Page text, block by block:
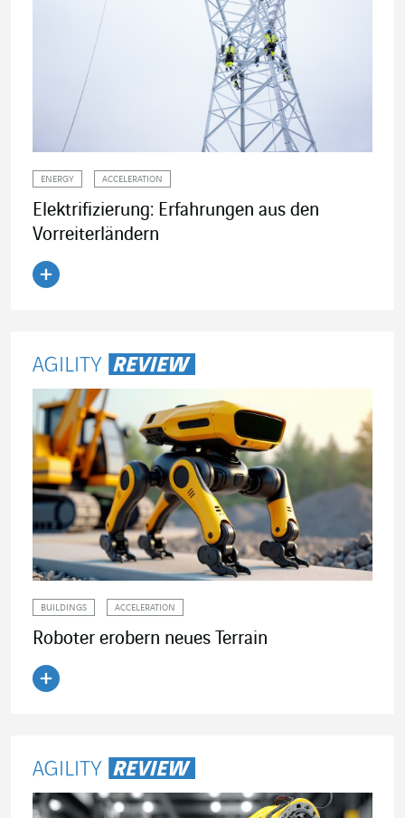
ENERGY ACCELERATION
Elektrifizierung: Erfahrungen aus den
Vorreiterländern
BUILDINGS ACCELERATION
Roboter erobern neues Terrain